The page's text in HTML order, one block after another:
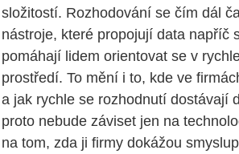
složitostí. Rozhodování se čím dál
nástroje, které propojují data napříč
pomáhají lidem orientovat se v
prostředí. To mění i to, kde ve
a jak rychle se rozhodnutí dostávají
proto nebude záviset jen na
na tom, zda ji firmy dokážou